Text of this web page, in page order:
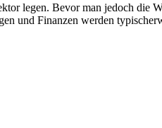
legen. Bevor man jedoch
und Finanzen werden